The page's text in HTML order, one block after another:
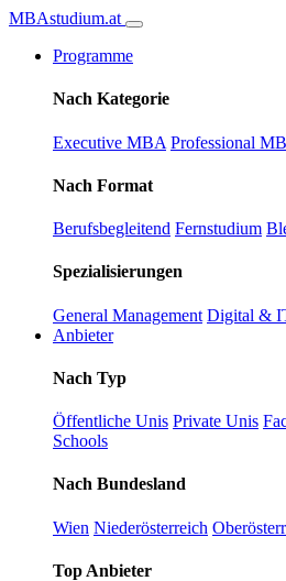
MBAstudium.at
Programme
Nach Kategorie
Executive MBA Professional
Nach Format
Berufsbegleitend Fernstudium
Spezialisierungen
General Management Digital &
Anbieter
Nach Typ
Öffentliche Unis Private Unis
Schools
Nach Bundesland
Wien Niederösterreich
Top Anbieter